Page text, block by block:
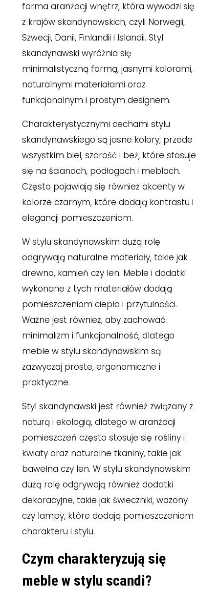
forma aranżacji wnętrz, która wywodzi się
z krajów skandynawskich, czyli Norwegii,
Szwecji, Danii, Finlandii i Islandii. Styl
skandynawski wyróżnia się
minimalistyczną formą, jasnymi kolorami,
naturalnymi materiałami oraz
funkcjonalnym i prostym designem.
Charakterystycznymi cechami stylu
skandynawskiego są jasne kolory, przede
wszystkim biel, szarość i beż, które stosuje
się na ścianach, podłogach i meblach.
Często pojawiają się również akcenty w
kolorze czarnym, które dodają kontrastu i
elegancji pomieszczeniom.
W stylu skandynawskim dużą rolę
odgrywają naturalne materiały, takie jak
drewno, kamień czy len. Meble i dodatki
wykonane z tych materiałów dodają
pomieszczeniom ciepła i przytulności.
Ważne jest również, aby zachować
minimalizm i funkcjonalność, dlatego
meble w stylu skandynawskim są
zazwyczaj proste, ergonomiczne i
praktyczne.
Styl skandynawski jest również związany z
naturą i ekologią, dlatego w aranżacji
pomieszczeń często stosuje się rośliny i
kwiaty oraz naturalne tkaniny, takie jak
bawełna czy len. W stylu skandynawskim
dużą rolę odgrywają również dodatki
dekoracyjne, takie jak świeczniki, wazony
czy lampy, które dodają pomieszczeniom
charakteru i stylu.
Czym charakteryzują się
meble w stylu scandi?